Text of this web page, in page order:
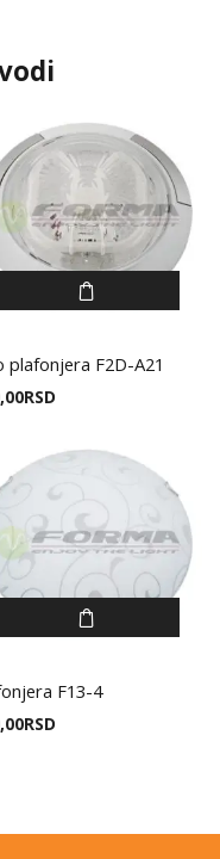
plafonjera F2D-A21
RSD
F13-4
RSD